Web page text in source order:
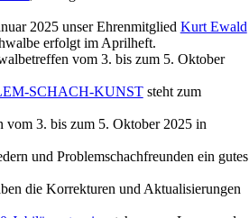
2025 unser Ehrenmitglied Kurt Ewald
erfolgt im Aprilheft.
vom 3. bis zum 5. Oktober
SCHACH-KUNSTsteht zum
vom 3. bis zum 5. Oktober 2025 in
und Problemschachfreunden ein gutes
die Korrekturen und Aktualisierungen